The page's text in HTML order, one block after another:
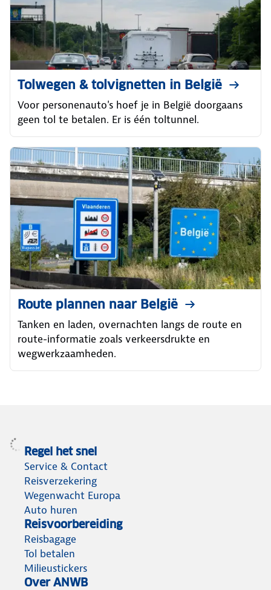
Tolwegen & tolvignetten in België
Voor personenauto's hoef je in België doorgaans
geen tol te betalen. Er is één toltunnel.
Route plannen naar België
Tanken en laden, overnachten langs de route en
route-informatie zoals verkeersdrukte en
wegwerkzaamheden.
Regel het snel
Service & Contact
Reisverzekering
Wegenwacht Europa
Auto huren
Reisvoorbereiding
Reisbagage
Tol betalen
Milieustickers
Over ANWB